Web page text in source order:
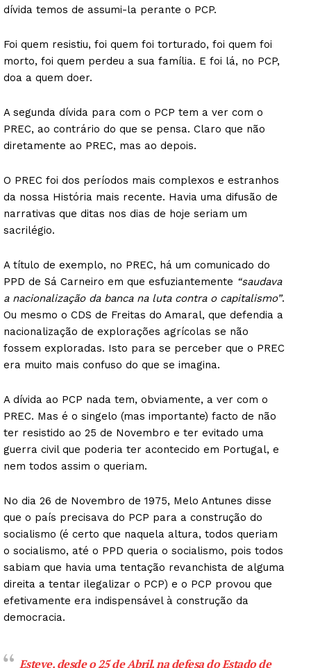
dívida temos de assumi-la perante o PCP.
Foi quem resistiu, foi quem foi torturado, foi quem foi
morto, foi quem perdeu a sua família. E foi lá, no PCP,
doa a quem doer.
A segunda dívida para com o PCP tem a ver com o
PREC, ao contrário do que se pensa. Claro que não
diretamente ao PREC, mas ao depois.
O PREC foi dos períodos mais complexos e estranhos
da nossa História mais recente. Havia uma difusão de
narrativas que ditas nos dias de hoje seriam um
sacrilégio.
A título de exemplo, no PREC, há um comunicado do
PPD de Sá Carneiro em que esfuziantemente “saudava
a nacionalização da banca na luta contra o capitalismo”.
Ou mesmo o CDS de Freitas do Amaral, que defendia a
nacionalização de explorações agrícolas se não
fossem exploradas. Isto para se perceber que o PREC
era muito mais confuso do que se imagina.
A dívida ao PCP nada tem, obviamente, a ver com o
PREC. Mas é o singelo (mas importante) facto de não
ter resistido ao 25 de Novembro e ter evitado uma
guerra civil que poderia ter acontecido em Portugal, e
nem todos assim o queriam.
No dia 26 de Novembro de 1975, Melo Antunes disse
que o país precisava do PCP para a construção do
socialismo (é certo que naquela altura, todos queriam
o socialismo, até o PPD queria o socialismo, pois todos
sabiam que havia uma tentação revanchista de alguma
direita a tentar ilegalizar o PCP) e o PCP provou que
efetivamente era indispensável à construção da
democracia.
Esteve, desde o 25 de Abril, na defesa do Estado de